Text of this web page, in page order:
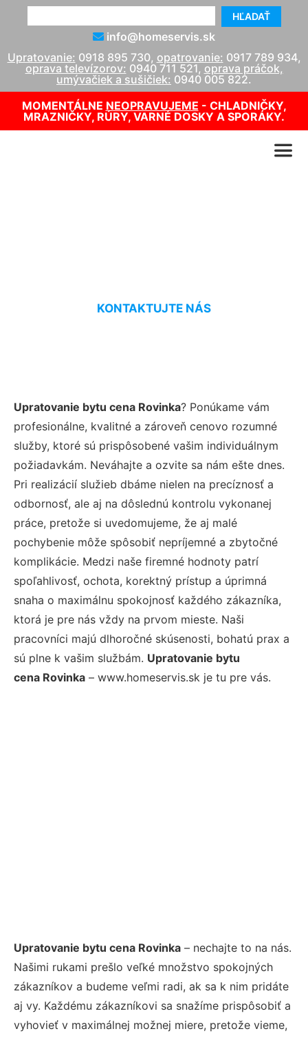
HĽADAŤ
info@homeservis.sk
Upratovanie: 0918 895 730, opatrovanie: 0917 789 934,
oprava televízorov: 0940 711 521, oprava práčok,
umývačiek a sušičiek: 0940 005 822.
MOMENTÁLNE NEOPRAVUJEME - CHLADNIČKY,
MRAZNIČKY, RÚRY, VARNÉ DOSKY A SPORÁKY.
KONTAKTUJTE NÁS
Upratovanie bytu cena Rovinka? Ponúkame vám
profesionálne, kvalitné a zároveň cenovo rozumné
služby, ktoré sú prispôsobené vašim individuálnym
požiadavkám. Neváhajte a ozvite sa nám ešte dnes.
Pri realizácií služieb dbáme nielen na precíznosť a
odbornosť, ale aj na dôslednú kontrolu vykonanej
práce, pretože si uvedomujeme, že aj malé
pochybenie môže spôsobiť nepríjemné a zbytočné
komplikácie. Medzi naše firemné hodnoty patrí
spoľahlivosť, ochota, korektný prístup a úprimná
snaha o maximálnu spokojnosť každého zákazníka,
ktorá je pre nás vždy na prvom mieste. Naši
pracovníci majú dlhoročné skúsenosti, bohatú prax a
sú plne k vašim službám. Upratovanie bytu
cena Rovinka – www.homeservis.sk je tu pre vás.
Upratovanie bytu cena Rovinka – nechajte to na nás.
Našimi rukami prešlo veľké množstvo spokojných
zákazníkov a budeme veľmi radi, ak sa k nim pridáte
aj vy. Každému zákazníkovi sa snažíme prispôsobiť a
vyhovieť v maximálnej možnej miere, pretože vieme,